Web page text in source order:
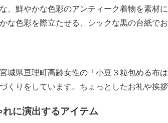
、鮮やかな色彩のアンティーク着物を素材
な色彩を際立たせる、シックな黒の台紙でお
城県亘理町高齢女性の「小豆３粒包める布
くりをしています。ちょっとしたお礼や挨
に演出するアイテム